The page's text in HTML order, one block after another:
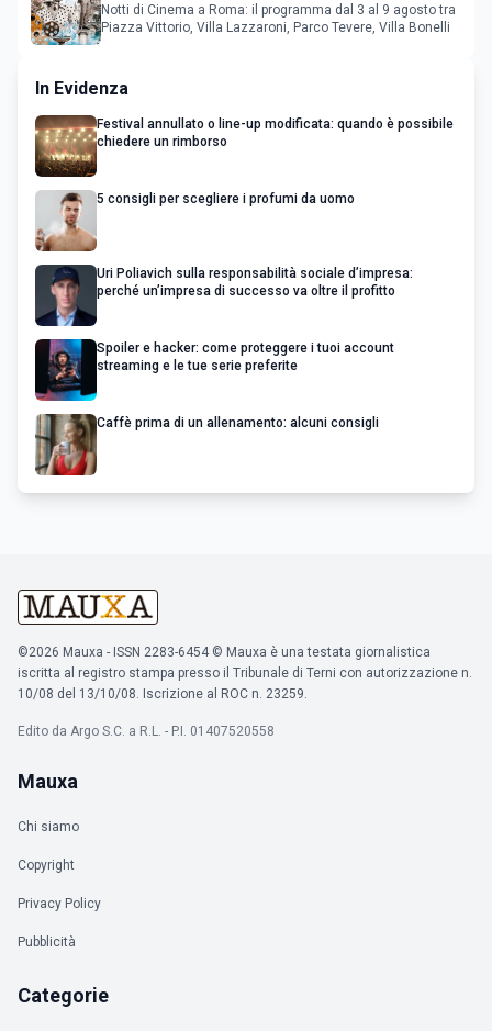
Notti di Cinema a Roma: il programma dal 3 al 9 agosto tra
Piazza Vittorio, Villa Lazzaroni, Parco Tevere, Villa Bonelli
In Evidenza
Festival annullato o line-up modificata: quando è possibile
chiedere un rimborso
5 consigli per scegliere i profumi da uomo
Uri Poliavich sulla responsabilità sociale d’impresa:
perché un’impresa di successo va oltre il profitto
Spoiler e hacker: come proteggere i tuoi account
streaming e le tue serie preferite
Caffè prima di un allenamento: alcuni consigli
©2026 Mauxa - ISSN 2283-6454 © Mauxa è una testata giornalistica
iscritta al registro stampa presso il Tribunale di Terni con autorizzazione n.
10/08 del 13/10/08. Iscrizione al ROC n. 23259.
Edito da Argo S.C. a R.L. - P.I. 01407520558
Mauxa
Chi siamo
Copyright
Privacy Policy
Pubblicità
Categorie